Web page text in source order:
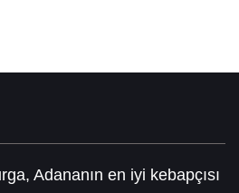
Adananın en iyi kebapçısı